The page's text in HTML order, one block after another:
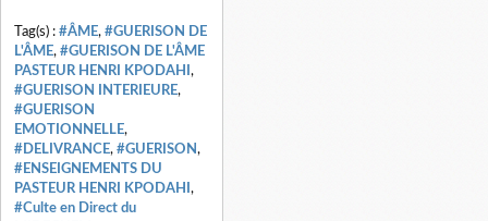
Tag(s) : #ÂME, #GUERISON DE
L'ÂME, #GUERISON DE L'ÂME
PASTEUR HENRI KPODAHI ,
#GUERISON INTERIEURE,
#GUERISON
EMOTIONNELLE,
#DELIVRANCE, #GUERISON,
#ENSEIGNEMENTS DU
PASTEUR HENRI KPODAHI ,
#Culte en Direct du